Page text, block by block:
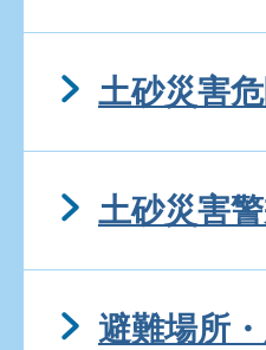
土砂災害
土砂災害
避難場所